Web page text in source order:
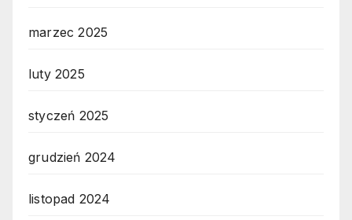
marzec 2025
luty 2025
styczeń 2025
grudzień 2024
listopad 2024